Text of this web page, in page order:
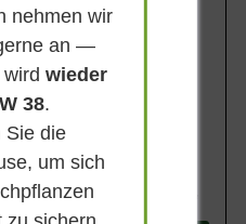
Lieferbar ab KW43
nehmen wir
an —
wirdwieder
38.
Sie die
um sich